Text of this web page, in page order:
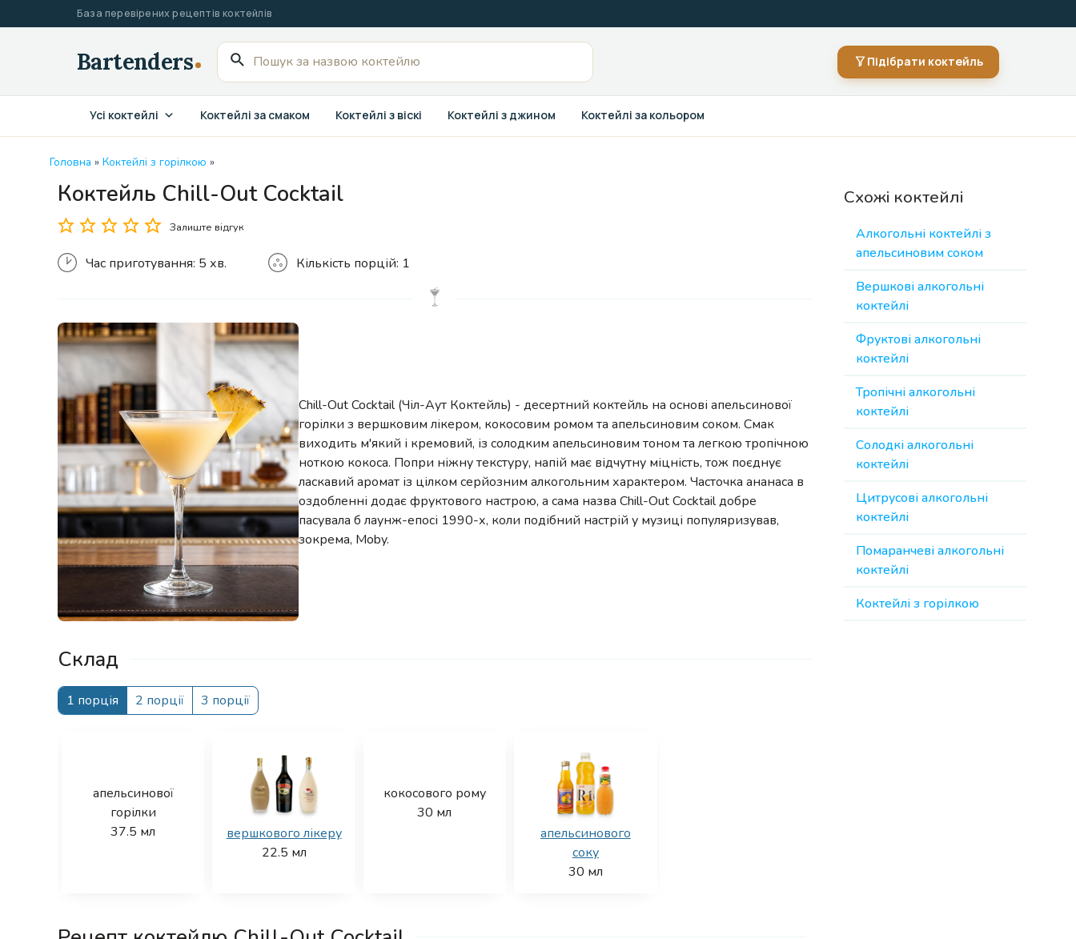
до
База перевірених рецептів коктейлів
Пошук
для:
Підібрати коктейль
Усі коктейлі Коктейлі за смаком Коктейлі з віскі Коктейлі з джином Коктейлі за кольором
Головна » Коктейлі з горілкою »
Коктейль Chill-Out Cocktail
Залиште відгук
Час приготування: 5 хв.
Кількість
Кількість порцій: 1
Chill-Out Cocktail (Чіл-Аут Коктейль) - десертний коктейль на основі апельсинової
горілки з вершковим лікером, кокосовим ромом та апельсиновим соком. Смак
виходить м'який і кремовий, із солодким апельсиновим тоном та легкою тропічною
ноткою кокоса. Попри ніжну текстуру, напій має відчутну міцність, тож поєднує
ласкавий аромат із цілком серйозним алкогольним характером. Часточка ананаса в
оздобленні додає фруктового настрою, а сама назва Chill-Out Cocktail добре
пасувала б лаунж-епосі 1990-х, коли подібний настрій у музиці популяризував,
зокрема, Moby.
Склад
1 порція 2 порції 3 порції
апельсинової
горілки
37.5 мл
вершкового лікеру
22.5 мл
кокосового рому
30 мл
апельсинового
соку
30 мл
Схожі коктейлі
Алкогольні коктейлі з
апельсиновим соком
Вершкові алкогольні
коктейлі
Фруктові алкогольні
коктейлі
Тропічні алкогольні
коктейлі
Солодкі алкогольні
коктейлі
Цитрусові алкогольні
коктейлі
Помаранчеві алкогольні
коктейлі
Коктейлі з горілкою